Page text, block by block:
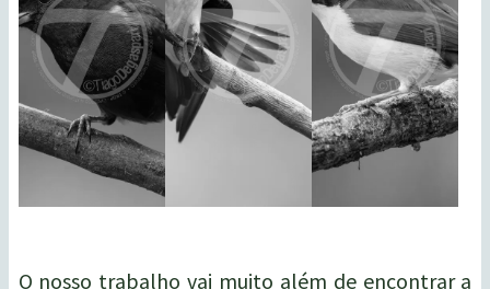
O nosso trabalho vai muito além de encontrar a